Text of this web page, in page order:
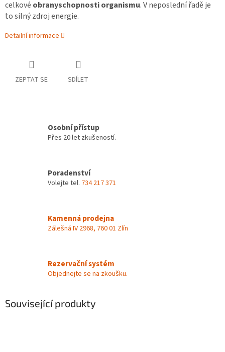
celkové obranyschopnosti organismu. V neposlední řadě je
to silný zdroj energie.
Detailní informace
ZEPTAT SE SDÍLET
Osobní přístup
Přes 20 let zkušeností.
Poradenství
Volejte tel. 734 217 371
Kamenná prodejna
Zálešná IV 2968, 760 01 Zlín
Rezervační systém
Objednejte se na zkoušku.
Související produkty